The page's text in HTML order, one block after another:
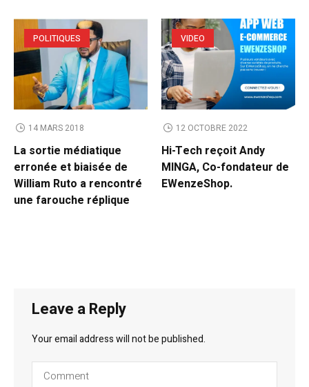
POLITIQUES
14 MARS 2018
La sortie médiatique
erronée et biaisée de
William Ruto a rencontré
une farouche réplique
VIDEO
12 OCTOBRE 2022
Hi-Tech reçoit Andy
MINGA, Co-fondateur de
EWenzeShop.
Leave a Reply
Your email address will not be published.